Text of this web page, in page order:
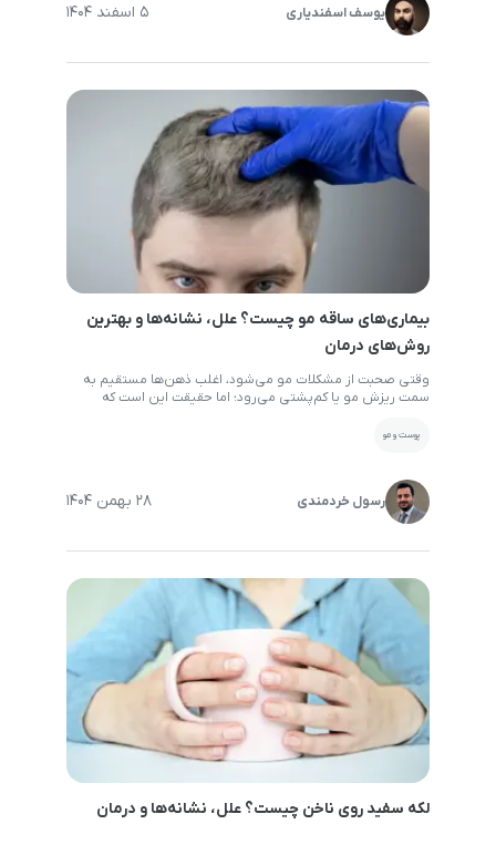
یوسف اسفندیاری 5 اسفند 1404
بیماری‌های ساقه مو چیست؟ علل، نشانه‌ها و بهترین
روش‌های درمان
وقتی صحبت از مشکلات مو می‌شود، اغلب ذهن‌ها مستقیم به
سمت ریزش مو یا کم‌پشتی می‌رود؛ اما حقیقت این است که
می‌شوند. ساقه مو بخشی است که اگر بیمار شود، حتی با داشتن
پوست و مو
رسول خردمندی 28 بهمن 1404
لکه سفید روی ناخن چیست؟ علل، نشانه‌ها و درمان